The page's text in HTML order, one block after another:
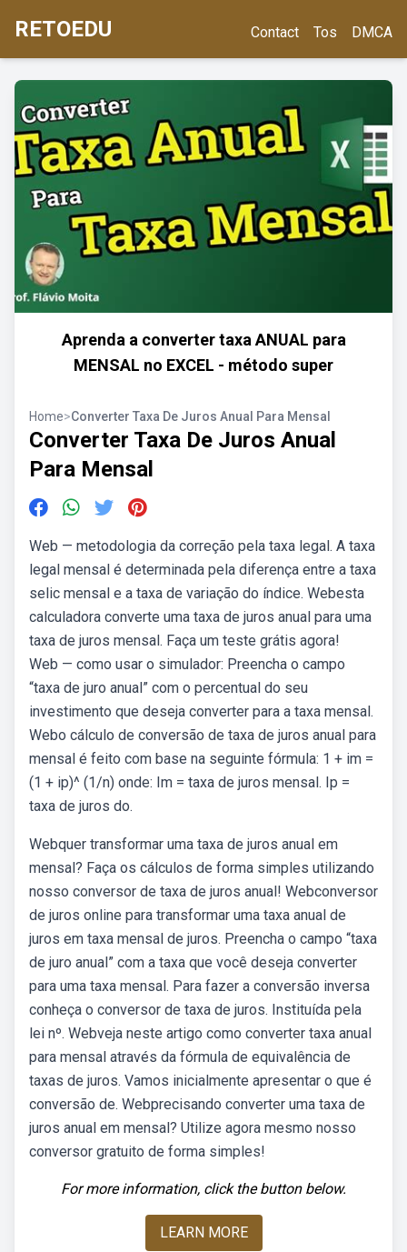
RETOEDU Contact Tos DMCA
Aprenda a converter taxa ANUAL para
MENSAL no EXCEL - método super
Home>Converter Taxa De Juros Anual Para Mensal
Converter Taxa De Juros Anual
Para Mensal
Web — metodologia da correção pela taxa legal. A taxa
legal mensal é determinada pela diferença entre a taxa
selic mensal e a taxa de variação do índice. Webesta
calculadora converte uma taxa de juros anual para uma
taxa de juros mensal. Faça um teste grátis agora!
Web — como usar o simulador: Preencha o campo
“taxa de juro anual” com o percentual do seu
investimento que deseja converter para a taxa mensal.
Webo cálculo de conversão de taxa de juros anual para
mensal é feito com base na seguinte fórmula: 1 + im =
(1 + ip)^ (1/n) onde: Im = taxa de juros mensal. Ip =
taxa de juros do.
Webquer transformar uma taxa de juros anual em
mensal? Faça os cálculos de forma simples utilizando
nosso conversor de taxa de juros anual! Webconversor
de juros online para transformar uma taxa anual de
juros em taxa mensal de juros. Preencha o campo “taxa
de juro anual” com a taxa que você deseja converter
para uma taxa mensal. Para fazer a conversão inversa
conheça o conversor de taxa de juros. Instituída pela
lei nº. Webveja neste artigo como converter taxa anual
para mensal através da fórmula de equivalência de
taxas de juros. Vamos inicialmente apresentar o que é
conversão de. Webprecisando converter uma taxa de
juros anual em mensal? Utilize agora mesmo nosso
conversor gratuito de forma simples!
For more information, click the button below.
LEARN MORE